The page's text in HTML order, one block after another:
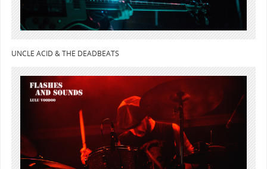
UNCLE ACID & THE DEADBEATS